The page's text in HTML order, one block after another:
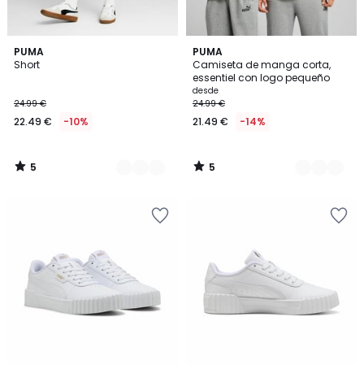
PUMA
Short
24.99 €
22.49 € -10%
5
/
2
Colores
5
/
PUMA
Camiseta de manga corta,
essentiel con logo pequeño
desde
24.99 €
21.49 € -14%
5
/
5
5
Colores
5
/